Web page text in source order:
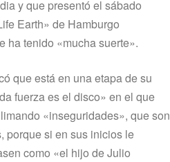
y que presentó el sábado
Earth» de Hamburgo
ha tenido «mucha suerte».
que está en una etapa de su
fuerza es el disco» en el que
«inseguridades», que son
porque si en sus inicios le
como «el hijo de Julio